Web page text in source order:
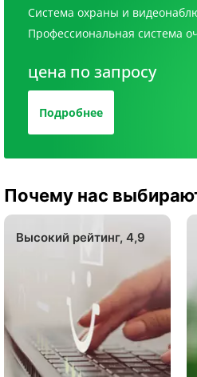
Система охраны и
Профессиональная система
цена по запросу
Подробнее
Почему нас
Высокий рейтинг, 4,9